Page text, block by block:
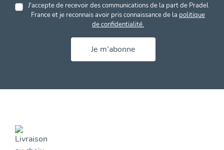
J'accepte de recevoir des communications de la part de Pradel
France et je reconnais avoir pris connaissance de la politique
de confidentialité.
Je m'abonne